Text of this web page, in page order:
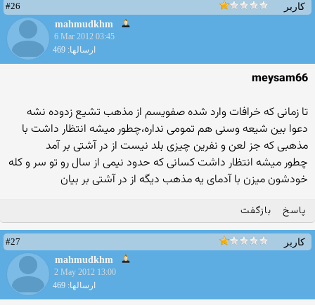
کاربر
#26
mahmudkhm
6 Mar 2012 03:45
ارسالها: 469
meysam66
تا زمانی که خرافات وارد شده صفویسم از مذهب تشیع زدوده نشه
دعوا بین شیعه وسنی هم تمومی نداره،چطور میشه انتظار داشت با
مذهبی که جز لعن و نفرین چیزی بلد نیست از در آشتی بر آمد
چطور میشه انتظار داشت کسانی که حدود نیمی از سال رو تو سر و کله
خودشون میزن با آدمای یه مذهب دیگه از در آشتی بر بیان
پاسخ بازگفت
کاربر
#27
mahmudkhm
2 May 2012 13:00
ارسالها: 469